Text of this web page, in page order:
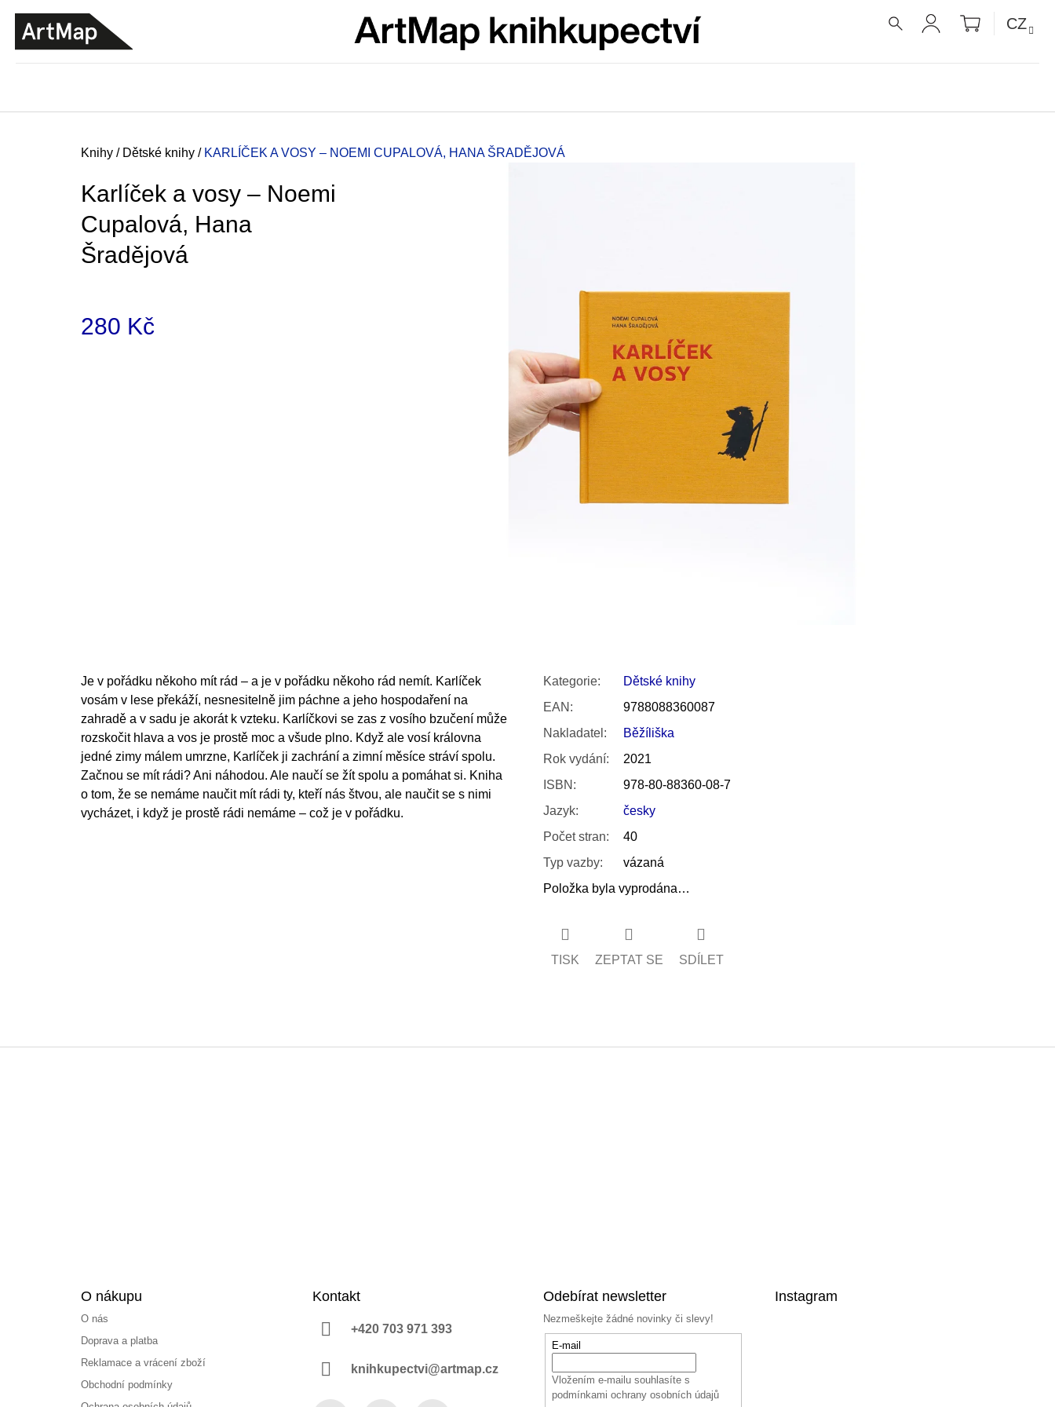
PŘIHLÁŠENÍ
NÁKUPNÍ
KOŠÍK
CZ
Domů
Knihy / Dětské knihy / KARLÍČEK A VOSY – NOEMI CUPALOVÁ, HANA ŠRADĚJOVÁ
Karlíček a vosy – Noemi
Cupalová, Hana
Šradějová
280 Kč
Je v pořádku někoho mít rád – a je v pořádku někoho rád nemít. Karlíček
vosám v lese překáží, nesnesitelně jim páchne a jeho hospodaření na
zahradě a v sadu je akorát k vzteku. Karlíčkovi se zas z vosího bzučení může
rozskočit hlava a vos je prostě moc a všude plno. Když ale vosí královna
jedné zimy málem umrzne, Karlíček ji zachrání a zimní měsíce stráví spolu.
Začnou se mít rádi? Ani náhodou. Ale naučí se žít spolu a pomáhat si. Kniha
o tom, že se nemáme naučit mít rádi ty, kteří nás štvou, ale naučit se s nimi
vycházet, i když je prostě rádi nemáme – což je v pořádku.
Kategorie:
Dětské knihy
EAN :
9788088360087
Nakladatel :
Běžíliška
Rok vydání:
2021
ISBN :
978-80-88360-08-7
Jazyk:
česky
Počet stran:
40
Typ vazby:
vázaná
Položka byla vyprodána…
TISK ZEPTAT SE SDÍLET
ZPĚT
DO
OBCHODU
ZPĚT
DO
OBCHODU
HLEDAT
JMÉNO
VÝVAR
NEJEN ROMSKÉ RECEPTY PRO
SNESITELNĚJŠÍ KLIMA
300 Kč
Původně:
O nákupu
O nás
Doprava a platba
Reklamace a vrácení zboží
Obchodní podmínky
Kontakt
+420 703 971 393
knihkupectvi@artmap.cz
Odebírat newsletter
Nezmeškejte žádné novinky či slevy!
E-mail
Vložením e-mailu souhlasíte s
podmínkami ochrany osobních údajů
Instagram